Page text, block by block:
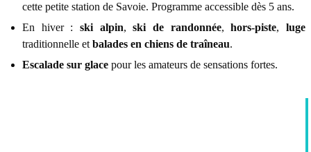
cette petite station de Savoie. Programme accessible dès 5 ans.
En hiver : ski alpin,ski de randonnée,hors-piste,luge
traditionnelle et balades en chiens de traîneau.
Escalade sur glace pour les amateurs de sensations fortes.